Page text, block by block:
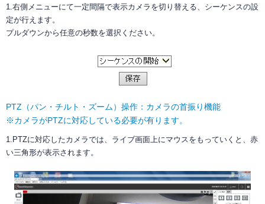
1.右側メニューにて一定間隔で表示カメラを切り替える、シーケンスの設
定が行えます。
プルダウンから任意の秒数を選択ください。
PTZ（パン・チルト・ズーム）操作：カメラの首振り機能
※カメラがPTZに対応している必要が有ります。
1.PTZに対応したカメラでは、ライブ画面上にマウスをもっていくと、赤
い三角形が表示されます。